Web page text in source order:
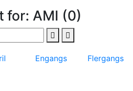
for: AMI (0)
Engangs Flergangs